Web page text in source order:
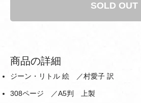
SOLD OUT
商品の詳細
ジーン・リトル 絵 ／村愛子 訳
308ページ ／A5判 上製